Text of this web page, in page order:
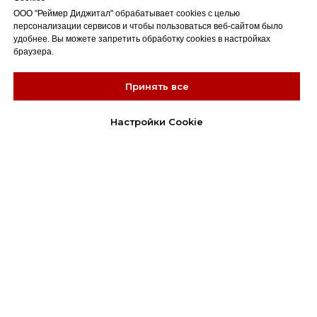
ООО "Реймер Диджитал" обрабатывает cookies с целью
персонализации сервисов и чтобы пользоваться веб-сайтом было
удобнее. Вы можете запретить обработку cookies в настройках
браузера.
Принять все
Настройки Cookie